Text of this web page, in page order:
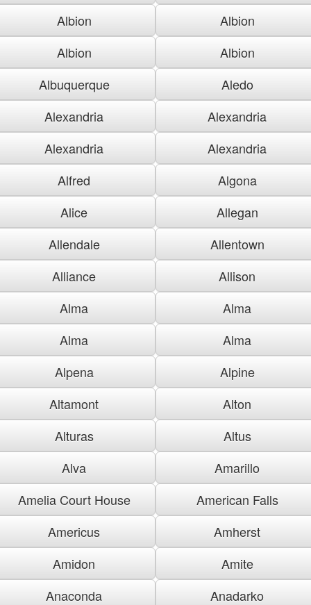
Albion
Albion
Albion
Albion
Albuquerque
Aledo
Alexandria
Alexandria
Alexandria
Alexandria
Alfred
Algona
Alice
Allegan
Allendale
Allentown
Alliance
Allison
Alma
Alma
Alma
Alma
Alpena
Alpine
Altamont
Alton
Alturas
Altus
Alva
Amarillo
Amelia Court House
American Falls
Americus
Amherst
Amidon
Amite
Anaconda
Anadarko